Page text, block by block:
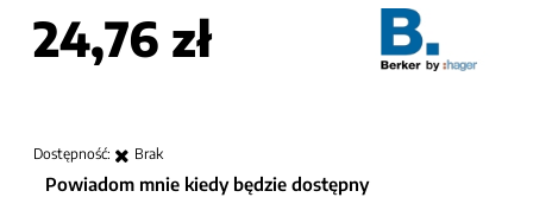
24,76 zł
Dostępność: Brak
Powiadom mnie kiedy będzie dostępny